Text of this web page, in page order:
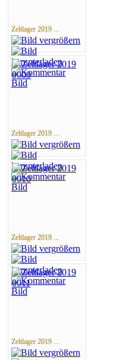
Zeltlager 2019 ...
Zeltlager 2019 ...
Zeltlager 2019 ...
Zeltlager 2019 ...